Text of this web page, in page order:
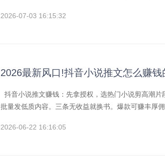
2026-07-03 16:15:32
2026最新风口!抖音小说推文怎么赚
抖音小说推文赚钱：先拿授权，选热门小说剪高潮
批量发低质内容。三条无收益就换书。爆款可赚丰厚佣
2026-06-22 16:16:05